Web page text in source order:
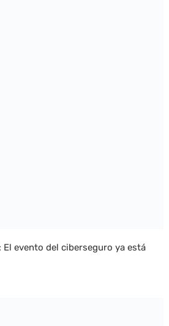
El evento del ciberseguro ya está